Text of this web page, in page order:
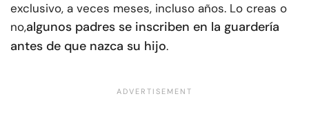
exclusivo, a veces meses, incluso años. Lo creas o
no,algunos padres se inscriben en la guardería
antes de que nazca su hijo.